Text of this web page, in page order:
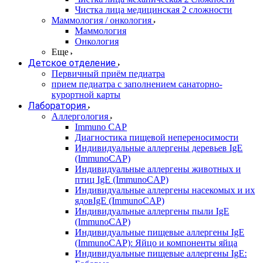
Чистка лица медицинская 2 сложности
Маммология / онкология
Маммология
Онкология
Еще
Детское отделение
Первичный приём педиатра
прием педиатра с заполнением санаторно-
курортной карты
Лаборатория
Аллергология
Immuno CAP
Диагностика пищевой непереносимости
Индивидуальные аллергены деревьев IgE
(ImmunoCAP)
Индивидуальные аллергены животных и
птиц IgE (ImmunoCAP)
Индивидуальные аллергены насекомых и их
ядовIgE (ImmunoCAP)
Индивидуальные аллергены пыли IgE
(ImmunoCAP)
Индивидуальные пищевые аллергены IgE
(ImmunoCAP): Яйцо и компоненты яйца
Индивидуальные пищевые аллергены IgE: